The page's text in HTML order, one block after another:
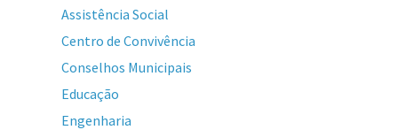
Assistência Social
Centro de Convivência
Conselhos Municipais
Educação
Engenharia